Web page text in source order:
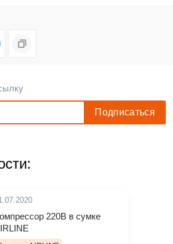
220В в сумке